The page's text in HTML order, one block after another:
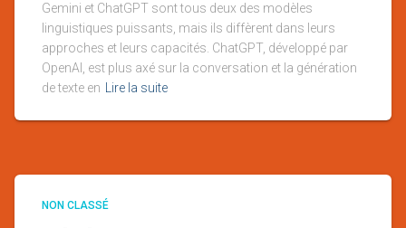
Gemini et ChatGPT sont tous deux des modèles
linguistiques puissants, mais ils diffèrent dans leurs
approches et leurs capacités. ChatGPT, développé par
OpenAI, est plus axé sur la conversation et la génération
de texte en Lire la suite
NON CLASSÉ